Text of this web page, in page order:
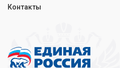
Контакты